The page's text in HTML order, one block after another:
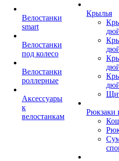
Велостанки
smart
Велостанки
под колесо
Велостанки
роллерные
Аксессуары
к
велостанкам
Крылья
Рюкзаки